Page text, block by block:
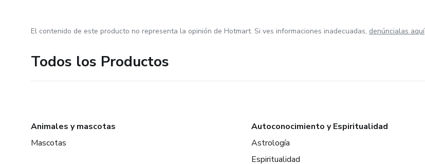
El contenido de este producto no representa la opinión de Hotmart. Si ves informaciones inadecuadas, denúncialas aquí
Todos los Productos
Animales y mascotas
Mascotas
Autoconocimiento y Espiritualidad
Astrología
Espiritualidad